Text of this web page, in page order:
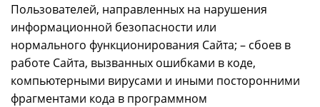
Пользователей, направленных на нарушения
информационной безопасности или
нормального функционирования Сайта; – сбоев в
работе Сайта, вызванных ошибками в коде,
компьютерными вирусами и иными посторонними
фрагментами кода в программном